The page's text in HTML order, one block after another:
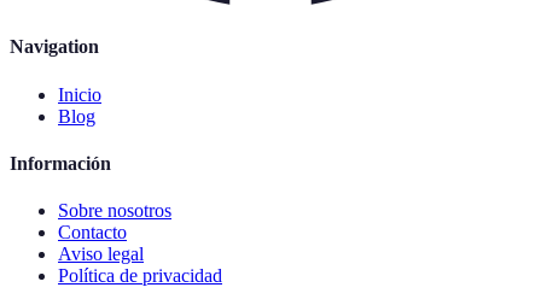
Navigation
Inicio
Blog
Información
Sobre nosotros
Contacto
Aviso legal
Política de privacidad